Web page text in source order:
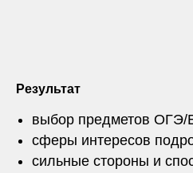
Результат
выбор предметов ОГЭ/
сферы интересов
сильные стороны и